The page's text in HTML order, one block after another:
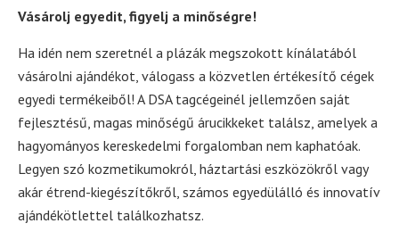
Vásárolj egyedit, figyelj a minőségre!
Ha idén nem szeretnél a plázák megszokott kínálatából
vásárolni ajándékot, válogass a közvetlen értékesítő cégek
egyedi termékeiből! A DSA tagcégeinél jellemzően saját
fejlesztésű, magas minőségű árucikkeket találsz, amelyek a
hagyományos kereskedelmi forgalomban nem kaphatóak.
Legyen szó kozmetikumokról, háztartási eszközökről vagy
akár étrend-kiegészítőkről, számos egyedülálló és innovatív
ajándékötlettel találkozhatsz.